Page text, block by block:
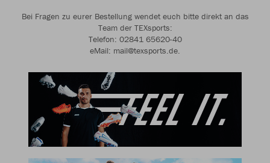
Bei Fragen zu eurer Bestellung wendet euch bitte direkt an das
Team der TEXsports:
Telefon: 02841 65620-40
eMail: mail@texsports.de.